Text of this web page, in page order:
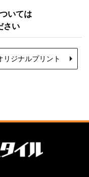
いては
さい
リジナルプリント